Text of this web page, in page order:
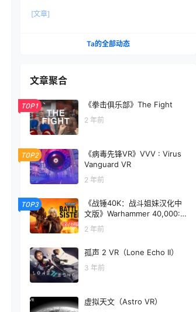
[文章]
Ta的全部动态
文章聚合
TOP1 《拳击俱乐部》The Fight
2 年前
TOP2
《病毒先锋VR》VVV : Virus
Vanguard VR
2 年前
TOP3
《战锤40K：战斗姐妹汉化中
文版》Warhammer 40,000:B
attle Sister
2 年前
孤声 2 VR（Lone Echo II）
3 年前
虚拟天文（Astro VR）